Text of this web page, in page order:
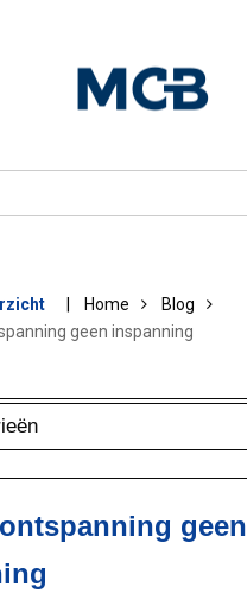
Home
Blog
geen inspanning
geen